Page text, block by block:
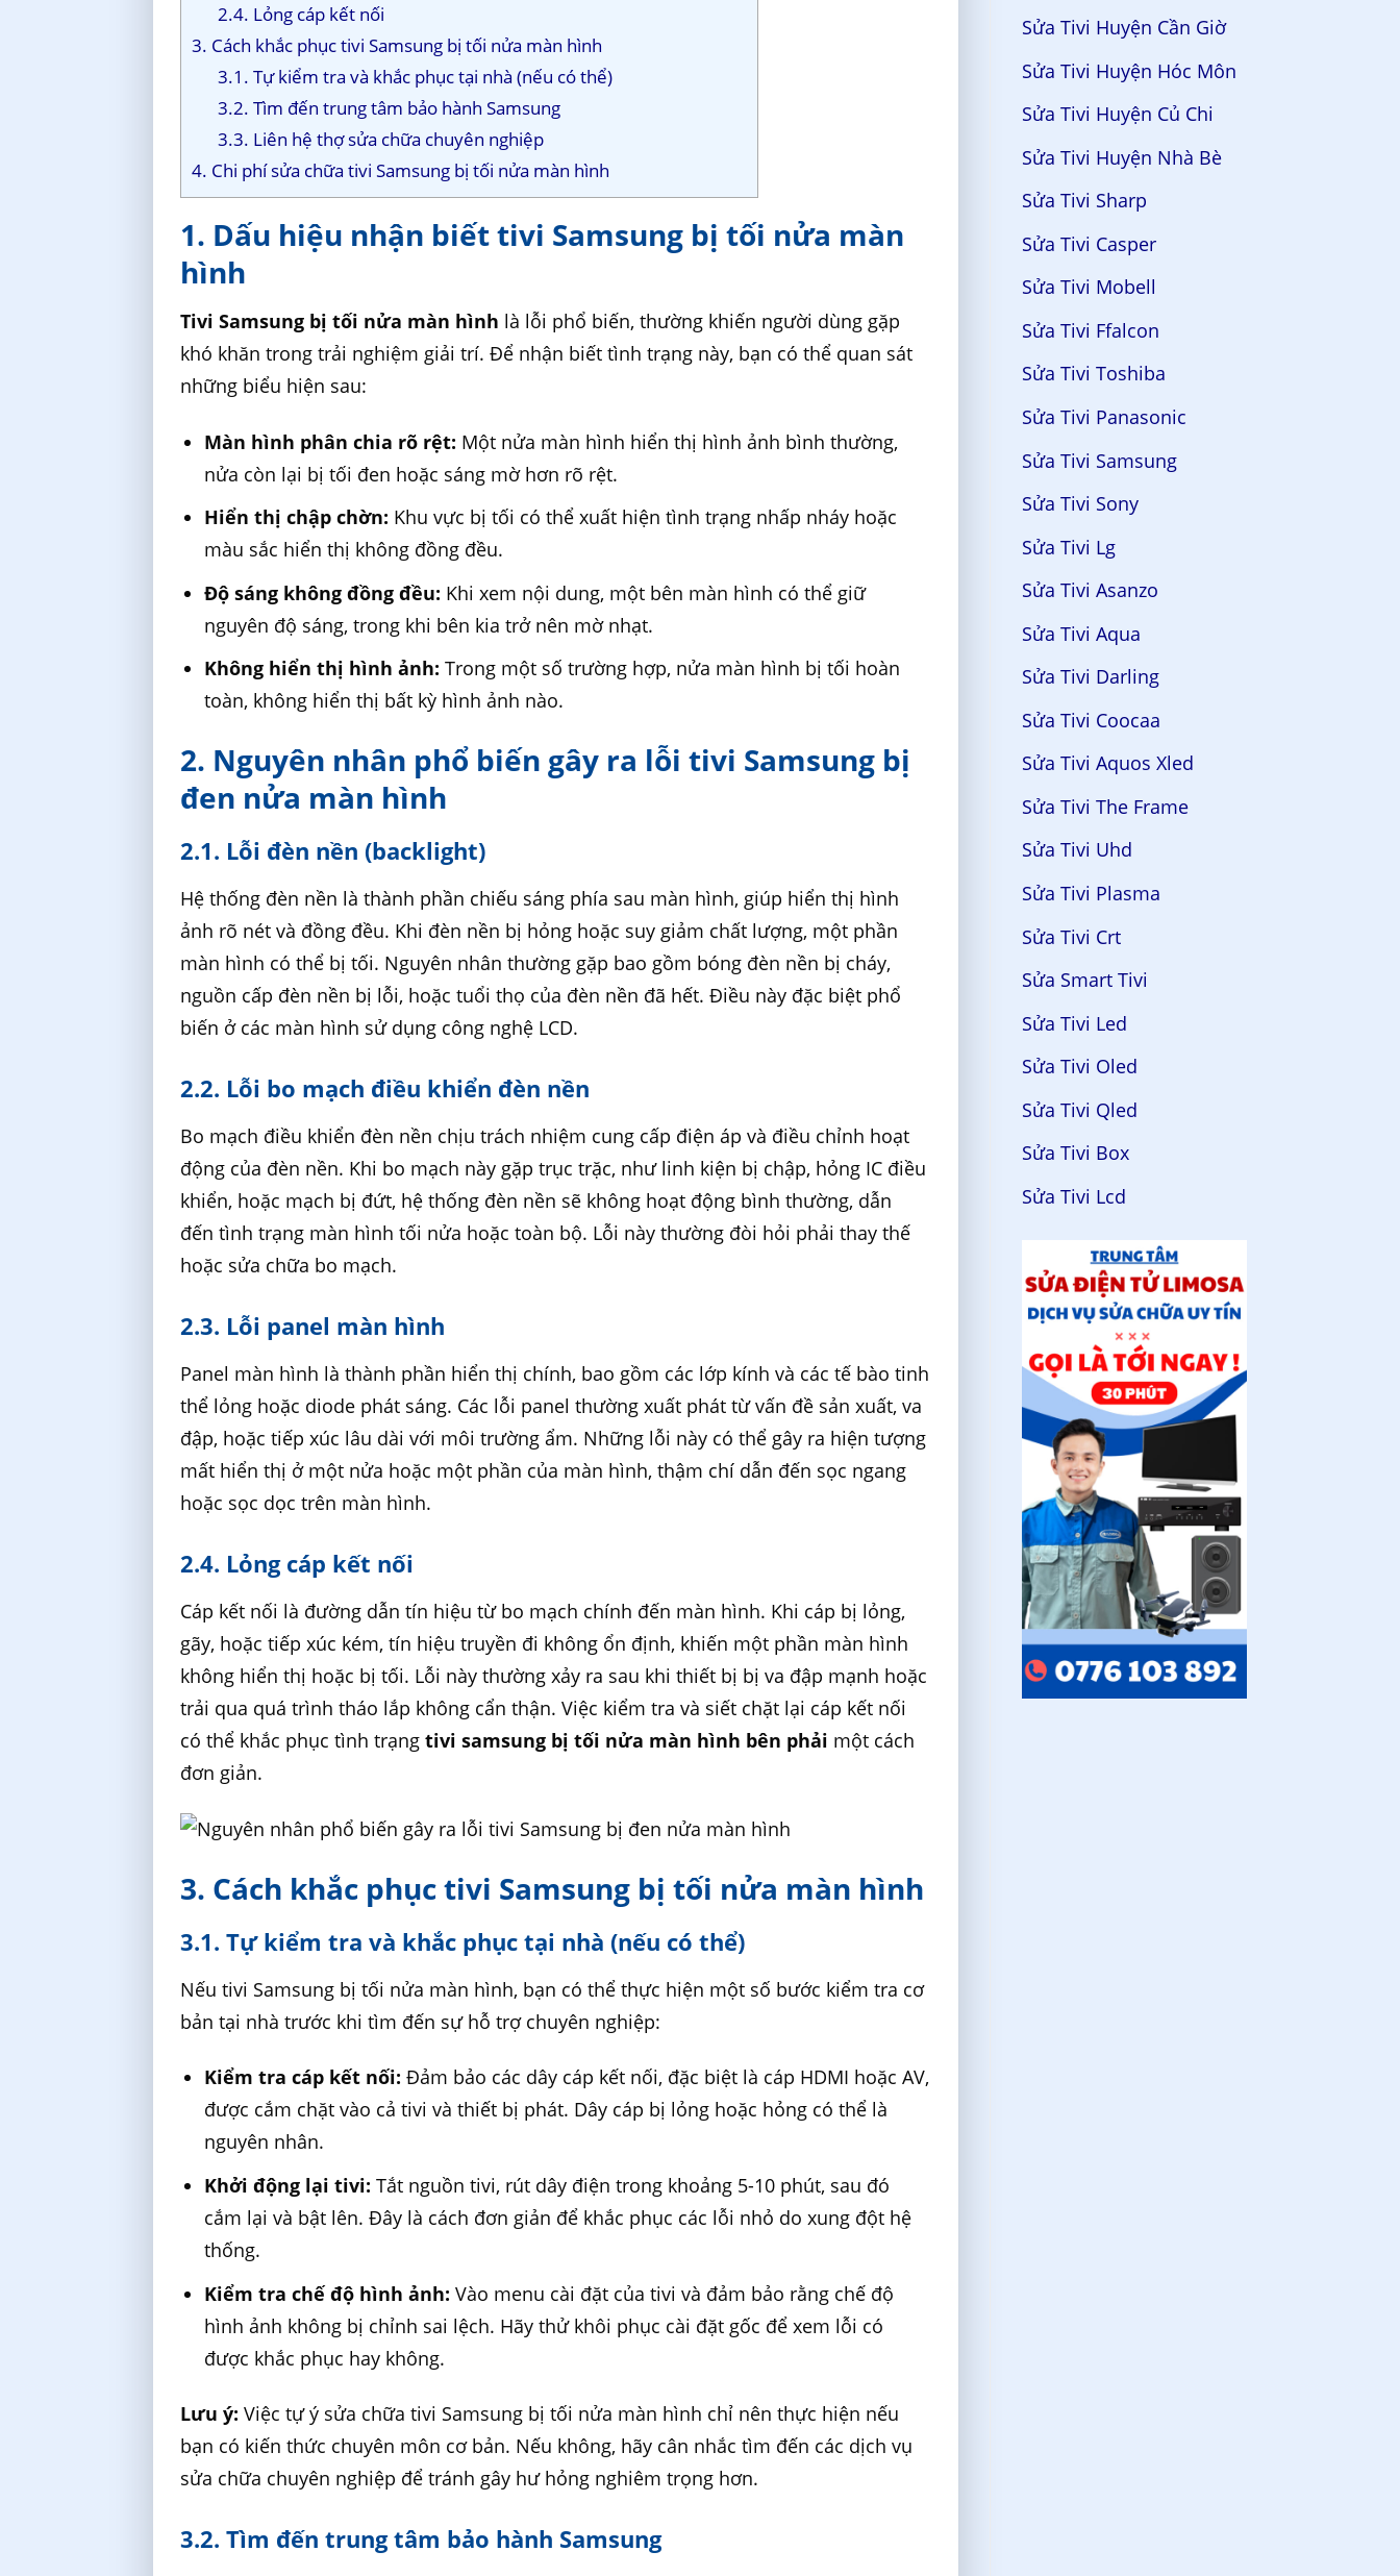
2.4. Lỏng cáp kết nối
3. Cách khắc phục tivi Samsung bị tối nửa màn hình
3.1. Tự kiểm tra và khắc phục tại nhà (nếu có thể)
3.2. Tìm đến trung tâm bảo hành Samsung
3.3. Liên hệ thợ sửa chữa chuyên nghiệp
4. Chi phí sửa chữa tivi Samsung bị tối nửa màn hình
1. Dấu hiệu nhận biết tivi Samsung bị tối nửa màn
hình
Tivi Samsung bị tối nửa màn hình​ là lỗi phổ biến, thường khiến người dùng gặp
khó khăn trong trải nghiệm giải trí. Để nhận biết tình trạng này, bạn có thể quan sát
những biểu hiện sau:
Màn hình phân chia rõ rệt: Một nửa màn hình hiển thị hình ảnh bình thường,
nửa còn lại bị tối đen hoặc sáng mờ hơn rõ rệt.
Hiển thị chập chờn: Khu vực bị tối có thể xuất hiện tình trạng nhấp nháy hoặc
màu sắc hiển thị không đồng đều.
Độ sáng không đồng đều: Khi xem nội dung, một bên màn hình có thể giữ
nguyên độ sáng, trong khi bên kia trở nên mờ nhạt.
Không hiển thị hình ảnh: Trong một số trường hợp, nửa màn hình bị tối hoàn
toàn, không hiển thị bất kỳ hình ảnh nào.
2. Nguyên nhân phổ biến gây ra lỗi tivi Samsung bị
đen nửa màn hình
2.1. Lỗi đèn nền (backlight)
Hệ thống đèn nền là thành phần chiếu sáng phía sau màn hình, giúp hiển thị hình
ảnh rõ nét và đồng đều. Khi đèn nền bị hỏng hoặc suy giảm chất lượng, một phần
màn hình có thể bị tối. Nguyên nhân thường gặp bao gồm bóng đèn nền bị cháy,
nguồn cấp đèn nền bị lỗi, hoặc tuổi thọ của đèn nền đã hết. Điều này đặc biệt phổ
biến ở các màn hình sử dụng công nghệ LCD.
2.2. Lỗi bo mạch điều khiển đèn nền
Bo mạch điều khiển đèn nền chịu trách nhiệm cung cấp điện áp và điều chỉnh hoạt
động của đèn nền. Khi bo mạch này gặp trục trặc, như linh kiện bị chập, hỏng IC điều
khiển, hoặc mạch bị đứt, hệ thống đèn nền sẽ không hoạt động bình thường, dẫn
đến tình trạng màn hình tối nửa hoặc toàn bộ. Lỗi này thường đòi hỏi phải thay thế
hoặc sửa chữa bo mạch.
2.3. Lỗi panel màn hình
Panel màn hình là thành phần hiển thị chính, bao gồm các lớp kính và các tế bào tinh
thể lỏng hoặc diode phát sáng. Các lỗi panel thường xuất phát từ vấn đề sản xuất, va
đập, hoặc tiếp xúc lâu dài với môi trường ẩm. Những lỗi này có thể gây ra hiện tượng
mất hiển thị ở một nửa hoặc một phần của màn hình, thậm chí dẫn đến sọc ngang
hoặc sọc dọc trên màn hình.
2.4. Lỏng cáp kết nối
Cáp kết nối là đường dẫn tín hiệu từ bo mạch chính đến màn hình. Khi cáp bị lỏng,
gãy, hoặc tiếp xúc kém, tín hiệu truyền đi không ổn định, khiến một phần màn hình
không hiển thị hoặc bị tối. Lỗi này thường xảy ra sau khi thiết bị bị va đập mạnh hoặc
trải qua quá trình tháo lắp không cẩn thận. Việc kiểm tra và siết chặt lại cáp kết nối
có thể khắc phục tình trạngtivi samsung bị tối nửa màn hình bên phải một cách
đơn giản.
3. Cách khắc phục tivi Samsung bị tối nửa màn hình
3.1. Tự kiểm tra và khắc phục tại nhà (nếu có thể)
Nếu tivi Samsung bị tối nửa màn hình​, bạn có thể thực hiện một số bước kiểm tra cơ
bản tại nhà trước khi tìm đến sự hỗ trợ chuyên nghiệp:
Kiểm tra cáp kết nối: Đảm bảo các dây cáp kết nối, đặc biệt là cáp HDMI hoặc AV,
được cắm chặt vào cả tivi và thiết bị phát. Dây cáp bị lỏng hoặc hỏng có thể là
nguyên nhân.
Khởi động lại tivi: Tắt nguồn tivi, rút dây điện trong khoảng 5-10 phút, sau đó
cắm lại và bật lên. Đây là cách đơn giản để khắc phục các lỗi nhỏ do xung đột hệ
thống.
Kiểm tra chế độ hình ảnh: Vào menu cài đặt của tivi và đảm bảo rằng chế độ
hình ảnh không bị chỉnh sai lệch. Hãy thử khôi phục cài đặt gốc để xem lỗi có
được khắc phục hay không.
Lưu ý: Việc tự ý sửa chữa tivi Samsung bị tối nửa màn hình​ chỉ nên thực hiện nếu
bạn có kiến thức chuyên môn cơ bản. Nếu không, hãy cân nhắc tìm đến các dịch vụ
sửa chữa chuyên nghiệp để tránh gây hư hỏng nghiêm trọng hơn.
3.2. Tìm đến trung tâm bảo hành Samsung
Sửa Tivi Huyện Cần Giờ
Sửa Tivi Huyện Hóc Môn
Sửa Tivi Huyện Củ Chi
Sửa Tivi Huyện Nhà Bè
Sửa Tivi Sharp
Sửa Tivi Casper
Sửa Tivi Mobell
Sửa Tivi Ffalcon
Sửa Tivi Toshiba
Sửa Tivi Panasonic
Sửa Tivi Samsung
Sửa Tivi Sony
Sửa Tivi Lg
Sửa Tivi Asanzo
Sửa Tivi Aqua
Sửa Tivi Darling
Sửa Tivi Coocaa
Sửa Tivi Aquos Xled
Sửa Tivi The Frame
Sửa Tivi Uhd
Sửa Tivi Plasma
Sửa Tivi Crt
Sửa Smart Tivi
Sửa Tivi Led
Sửa Tivi Oled
Sửa Tivi Qled
Sửa Tivi Box
Sửa Tivi Lcd